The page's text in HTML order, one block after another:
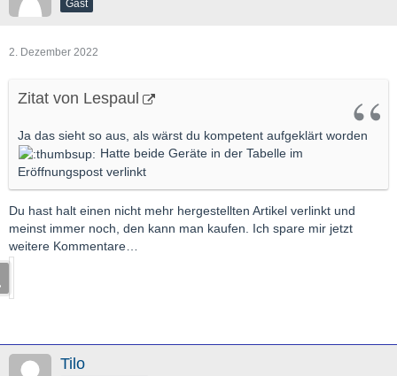
Gast
2. Dezember 2022
Zitat von Lespaul
Ja das sieht so aus, als wärst du kompetent aufgeklärt worden
Hatte beide Geräte in der Tabelle im
Eröffnungspost verlinkt
Du hast halt einen nicht mehr hergestellten Artikel verlinkt und
meinst immer noch, den kann man kaufen. Ich spare mir jetzt
weitere Kommentare…
Tilo